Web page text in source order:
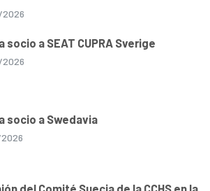
2026
socio a SEAT CUPRA Sverige
2026
socio a Swedavia
del Comité Suecia de la CCHS en la